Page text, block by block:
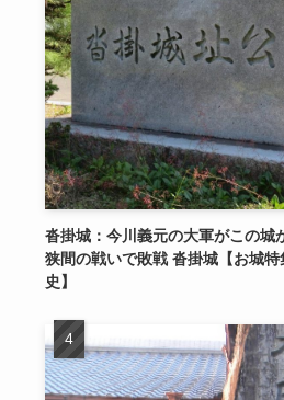
沓掛城：今川義元の大軍がこの城
狭間の戦いで敗戦 沓掛城【お城
史】